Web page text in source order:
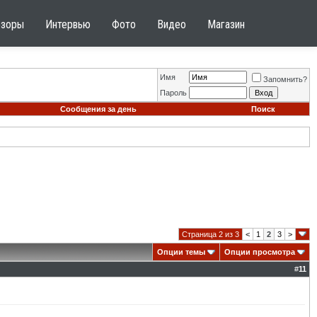
Интервью Фото Видео Магазин
Имя
Запомнить?
Пароль
Сообщения за день
Поиск
Страница 2 из 3 < 1 2 3 >
Опции темы
Опции просмотра
#11